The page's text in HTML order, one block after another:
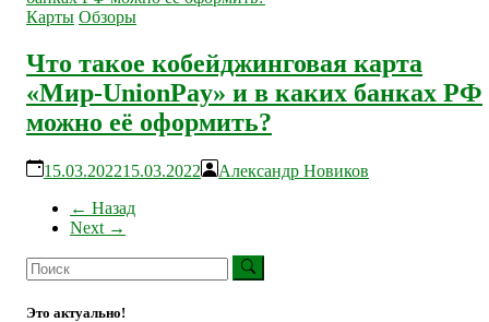
Карты Обзоры
Что такое кобейджинговая карта
«Мир-UnionPay» и в каких банках РФ
можно её оформить?
15.03.202215.03.2022
Александр Новиков
← Назад
Next →
Это актуально!